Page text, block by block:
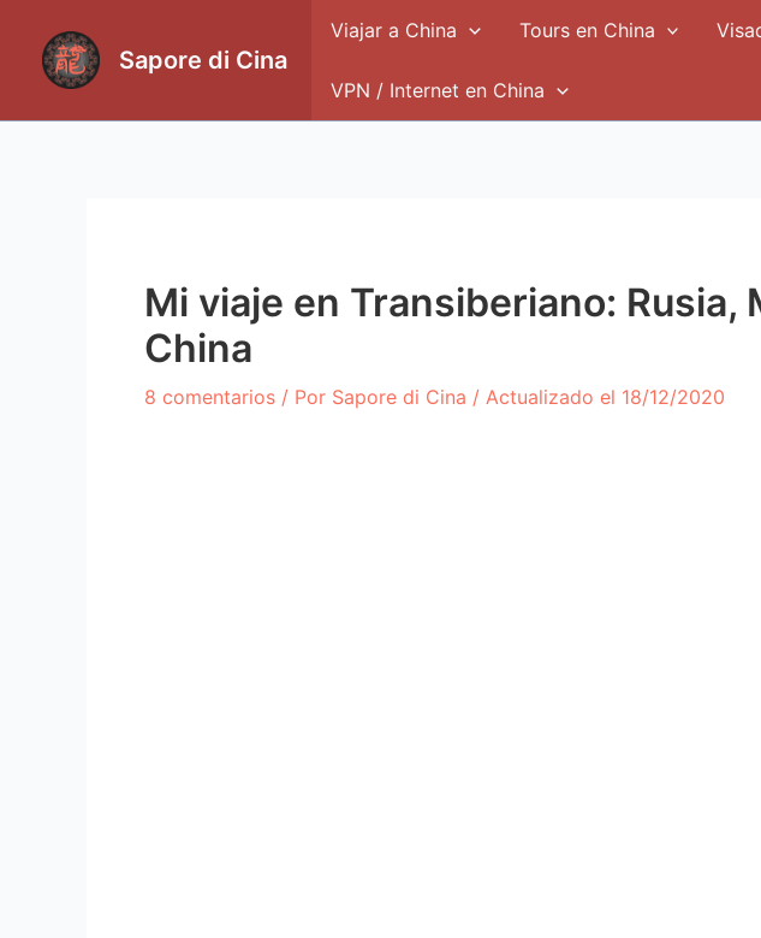
contenido
Sapore di Cina
Viajar a China Tours en China
VPN / Internet en China
Mi viaje en Transiberiano: Rusia,
China
8 comentarios / Por Sapore di Cina / Actualizado el 18/12/2020